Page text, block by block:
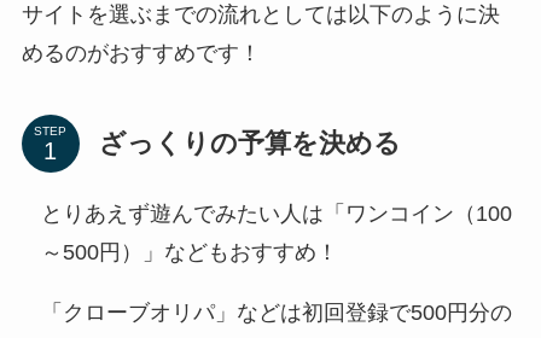
サイトを選ぶまでの流れとしては以下のように決
めるのがおすすめです！
STEP ざっくりの予算を決める
とりあえず遊んでみたい人は「ワンコイン（100
～500円）」などもおすすめ！
「クローブオリパ」などは初回登録で500円分の